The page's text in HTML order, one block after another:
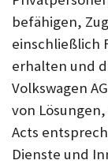
befähigen,
einschließlich
erhalten und
Volkswagen
von
Acts
Dienste und